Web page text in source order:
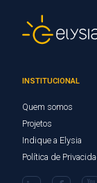
INSTITUCIONAL
Quem somos
Projetos
Indique a Elysia
Política de